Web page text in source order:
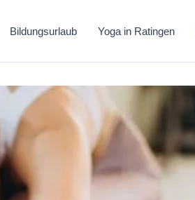
Bildungsurlaub Yoga in Ratingen